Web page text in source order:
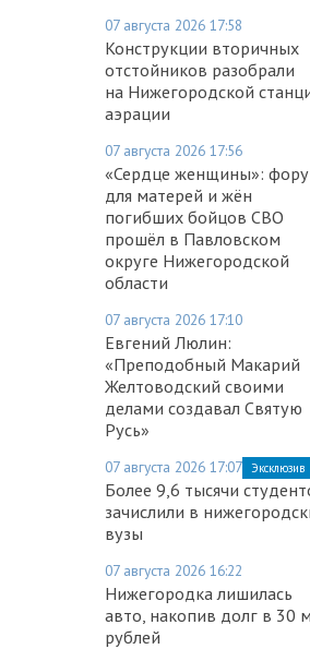
07 августа 2026 17:58
Конструкции вторичных
отстойников разобрали
на Нижегородской
аэрации
07 августа 2026 17:56
«Сердце женщины»:
для матерей и жён
погибших бойцов СВО
прошёл в Павловском
округе Нижегородской
области
07 августа 2026 17:10
Евгений Люлин:
«Преподобный Макарий
Желтоводский своими
делами создавал Святую
Русь»
07 августа 2026 17:07 Эксклюзив
Более 9,6 тысячи
зачислили в
вузы
07 августа 2026 16:22
Нижегородка лишилась
авто, накопив долг в 30
рублей